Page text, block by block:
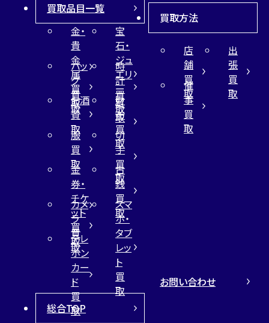
買取品目一覧
金・
貴
金
属
買
取
宝
石・
ジュ
エリ
ー
買
取
バッ
グ
買
取
時
計
買
取
お酒
買
取
財
布
買
取
服
買
取
切
手
買
取
金
券・
チケ
ット
買
取
古
銭
買
取
カメ
ラ
買
取
スマ
ホ・
タブ
レッ
ト
買
取
テレ
ホン
カー
ド
買
取
買取方法
店
舗
買
取
出
張
買
取
催
事
買
取
総合TOP
お問い合わせ